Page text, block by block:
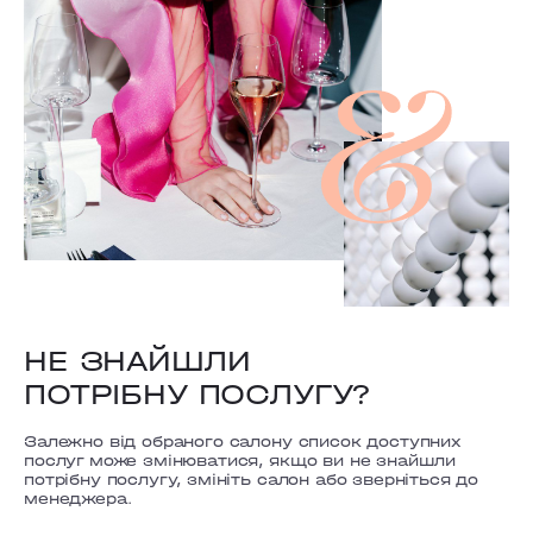
НЕ ЗНАЙШЛИ
ПОТРІБНУ ПОСЛУГУ?
Залежно від обраного салону список доступних
послуг може змінюватися, якщо ви не знайшли
потрібну послугу, змініть салон або зверніться до
менеджера.